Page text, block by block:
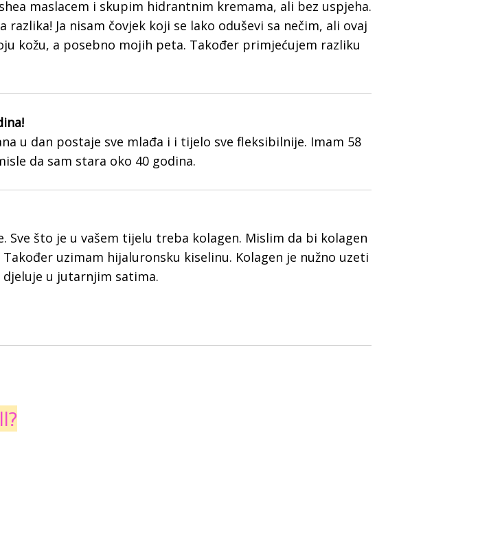
maslacem i skupim hidrantnim kremama, ali bez uspjeha.
Ja nisam čovjek koji se lako oduševi sa nečim, ali ovaj
kožu, a posebno mojih peta. Također primjećujem razliku
u dan postaje sve mlađa i i tijelo sve fleksibilnije. Imam 58
da sam stara oko 40 godina.
Sve što je u vašem tijelu treba kolagen. Mislim da bi kolagen
uzimam hijaluronsku kiselinu. Kolagen je nužno uzeti
djeluje u jutarnjim satima.